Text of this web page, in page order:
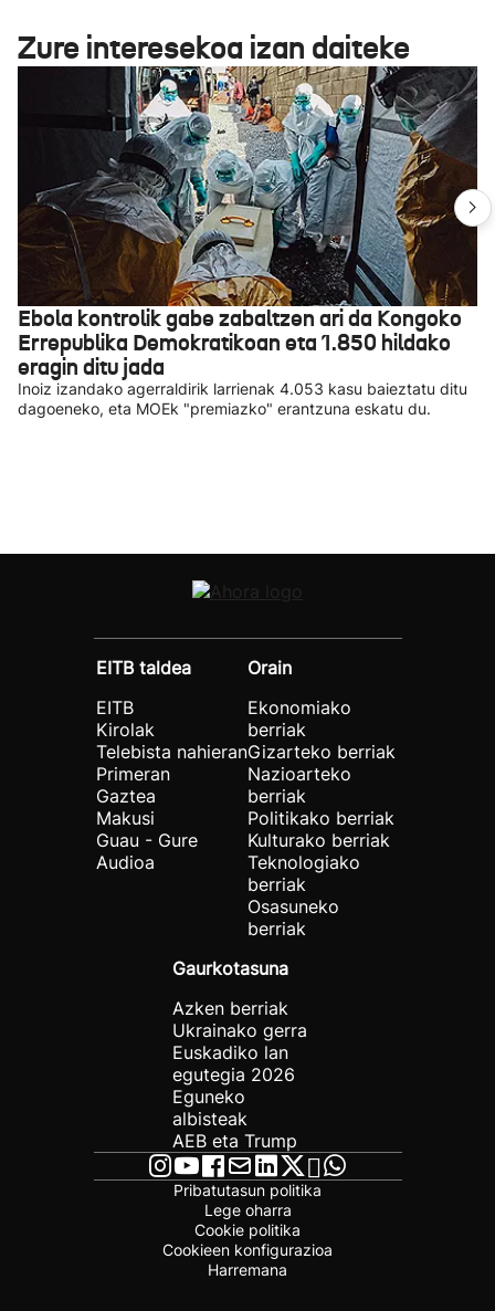
Zure interesekoa izan daiteke
Ebola kontrolik gabe zabaltzen ari da Kongoko
Errepublika Demokratikoan eta 1.850 hildako
eragin ditu jada
Inoiz izandako agerraldirik larrienak 4.053 kasu baieztatu ditu
dagoeneko, eta MOEk "premiazko" erantzuna eskatu du.
EITB taldea
EITB
Kirolak
Telebista nahieran
Primeran
Gaztea
Makusi
Guau - Gure
Audioa
Orain
Ekonomiako
berriak
Gizarteko berriak
Nazioarteko
berriak
Politikako berriak
Kulturako berriak
Teknologiako
berriak
Osasuneko
berriak
Gaurkotasuna
Azken berriak
Ukrainako gerra
Euskadiko lan
egutegia 2026
Eguneko
albisteak
AEB eta Trump
Pribatutasun politika
Lege oharra
Cookie politika
Cookieen konfigurazioa
Harremana